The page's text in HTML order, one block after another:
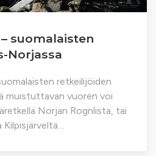
suomalaisten
Norjassa
retkeilijöiden
muistuttavan vuoren voi
Norjan Rognlista, tai
Kilpisjärveltä…